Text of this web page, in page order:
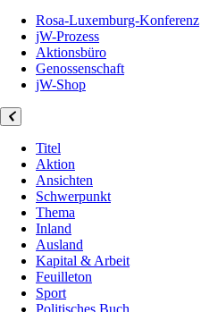
Rosa-Luxemburg-Konferenz
jW-Prozess
Aktionsbüro
Genossenschaft
jW-Shop
Titel
Aktion
Ansichten
Schwerpunkt
Thema
Inland
Ausland
Kapital & Arbeit
Feuilleton
Sport
Politisches Buch